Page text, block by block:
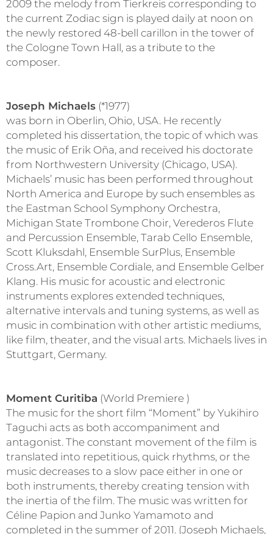
2009 the melody from Tierkreis corresponding to
the current Zodiac sign is played daily at noon on
the newly restored 48-bell carillon in the tower of
the Cologne Town Hall, as a tribute to the
composer.
Joseph Michaels (*1977)
was born in Oberlin, Ohio, USA. He recently
completed his dissertation, the topic of which was
the music of Erik Oña, and received his doctorate
from Northwestern University (Chicago, USA).
Michaels’ music has been performed throughout
North America and Europe by such ensembles as
the Eastman School Symphony Orchestra,
Michigan State Trombone Choir, Verederos Flute
and Percussion Ensemble, Tarab Cello Ensemble,
Scott Kluksdahl, Ensemble SurPlus, Ensemble
Cross.Art, Ensemble Cordiale, and Ensemble Gelber
Klang. His music for acoustic and electronic
instruments explores extended techniques,
alternative intervals and tuning systems, as well as
music in combination with other artistic mediums,
like film, theater, and the visual arts. Michaels lives in
Stuttgart, Germany.
Moment Curitiba (World Premiere )
The music for the short film “Moment” by Yukihiro
Taguchi acts as both accompaniment and
antagonist. The constant movement of the film is
translated into repetitious, quick rhythms, or the
music decreases to a slow pace either in one or
both instruments, thereby creating tension with
the inertia of the film. The music was written for
Céline Papion and Junko Yamamoto and
completed in the summer of 2011. (Joseph Michaels,